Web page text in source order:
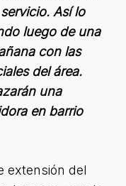
Así lo
luego de una
con las
del área.
una
en barrio
extensión del